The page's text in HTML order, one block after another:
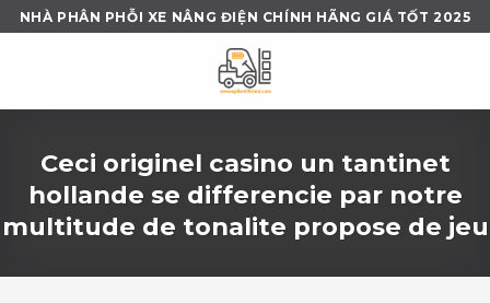
Skip
to
NHÀ PHÂN PHỖI XE NÂNG ĐIỆN CHÍNH HÃNG GIÁ TỐT 2025
Ceci originel casino un tantinet
hollande se differencie par notre
multitude de tonalite propose de jeu